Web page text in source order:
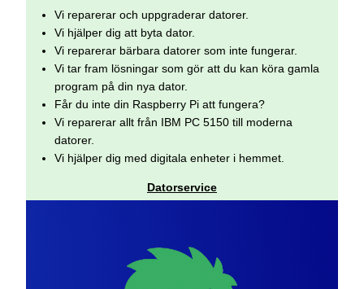
Vi reparerar och uppgraderar datorer.
Vi hjälper dig att byta dator.
Vi reparerar bärbara datorer som inte fungerar.
Vi tar fram lösningar som gör att du kan köra gamla
program på din nya dator.
Får du inte din Raspberry Pi att fungera?
Vi reparerar allt från IBM PC 5150 till moderna
datorer.
Vi hjälper dig med digitala enheter i hemmet.
Datorservice